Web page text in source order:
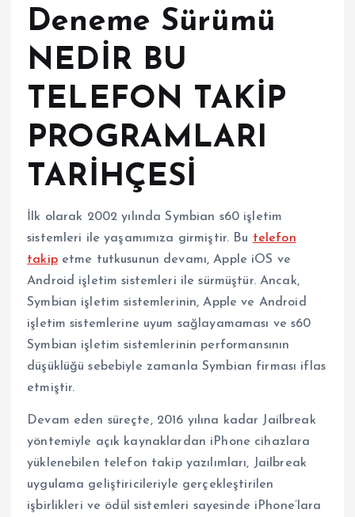
Deneme Sürümü
NEDİR BU
TELEFON TAKİP
PROGRAMLARI
TARİHÇESİ
İlk olarak 2002 yılında Symbian s60 işletim
sistemleri ile yaşamımıza girmiştir. Bu telefon
takipetme tutkusunun devamı, Apple iOS ve
Android işletim sistemleri ile sürmüştür. Ancak,
Symbian işletim sistemlerinin, Apple ve Android
işletim sistemlerine uyum sağlayamaması ve s60
Symbian işletim sistemlerinin performansının
düşüklüğü sebebiyle zamanla Symbian firması iflas
etmiştir.
Devam eden süreçte, 2016 yılına kadar Jailbreak
yöntemiyle açık kaynaklardan iPhone cihazlara
yüklenebilen telefon takip yazılımları, Jailbreak
uygulama geliştiricileriyle gerçekleştirilen
işbirlikleri ve ödül sistemleri sayesinde iPhone’lara